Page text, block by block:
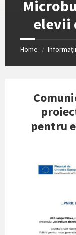
elevii
Home /
pentru